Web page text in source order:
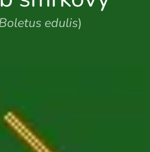
edulis)